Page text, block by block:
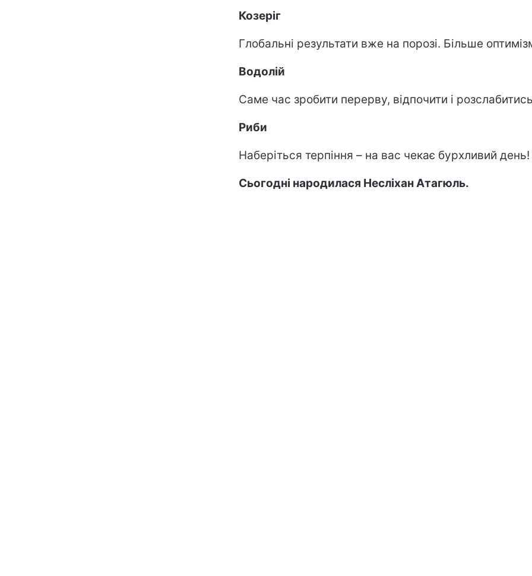
Козеріг
Глобальні результати вже на порозі. Більше
Водолій
Саме час зробити перерву, відпочити і
Риби
Наберіться терпіння – на вас чекає бурхливий день!
Сьогодні народилася Несліхан Атагюль.